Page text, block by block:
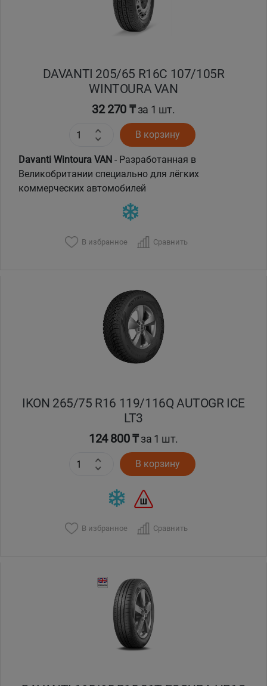
DAVANTI 205/65 R16C 107/105R
WINTOURA VAN
32 270 ₸за 1 шт.
В корзину
Davanti Wintoura VAN - Разработанная в
Великобритании специально для лёгких
коммерческих автомобилей
В избранное Сравнить
IKON 265/75 R16 119/116Q AUTOGR ICE
LT3
124 800 ₸за 1 шт.
В корзину
В избранное Сравнить